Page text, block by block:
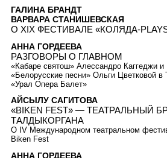
ГАЛИНА БРАНДТ
ВАРВАРА СТАНИШЕВСКАЯ
О XIX ФЕСТИВАЛЕ «КОЛЯДА-
АННА ГОРДЕЕВА
РАЗГОВОРЫ О ГЛАВНОМ
«Кабаре святош» Алессандро Каггеджи и
«Белорусские песни» Ольги Цветковой в
«Урал Опера Балет»
АЙСЫЛУ САГИТОВА
«BIKEN FEST» — ТЕАТРАЛЬНЫЙ
ТАЛДЫКОРГАНА
О IV Международном театральном
Biken Fest
АННА ГОРДЕЕВА